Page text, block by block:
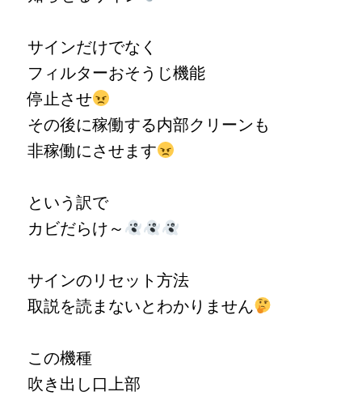
サインだけでなく
フィルターおそうじ機能
停止させ
その後に稼働する内部クリーンも
非稼働にさせます
という訳で
カビだらけ～
サインのリセット方法
取説を読まないとわかりません
この機種
吹き出し口上部